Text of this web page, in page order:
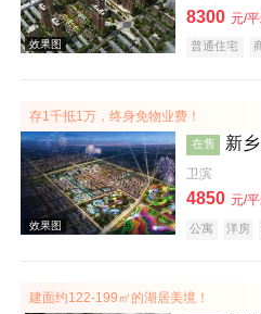
效果图
8300 元/
普通住宅
存1千抵1万，终身免物业费！
在售 新
卫滨
4850 元/
公寓 洋房
建面约122-199㎡的湖居美境！